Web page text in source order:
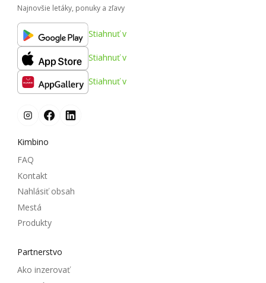
Najnovšie letáky, ponuky a zľavy
Stiahnuť v
Stiahnuť v
Stiahnuť v
Kimbino
FAQ
Kontakt
Nahlásiť obsah
Mestá
Produkty
Partnerstvo
Ako inzerovať